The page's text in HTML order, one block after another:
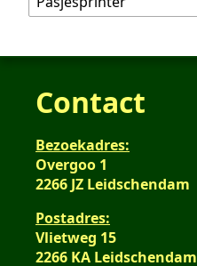
Contact
Bezoekadres:
Overgoo 1
2266 JZ Leidschendam
Postadres:
Vlietweg 15
2266 KA Leidschendam